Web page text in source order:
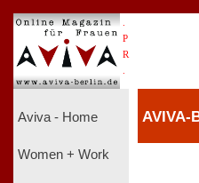
P
R
Aviva - Home
Women + Work
AVIVA-